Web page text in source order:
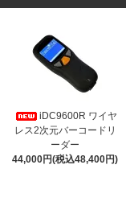
iDC9600R ワイヤ
レス2次元バーコードリ
ーダー
44,000円(税込48,400円)